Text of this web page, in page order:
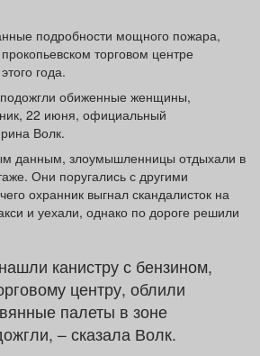
Поздравления Погода
Я - пенсионер
подробности мощного пожара,
торговом центре
года.
обиженные женщины,
22 июня, официальный
Волк.
данным, злоумышленницы отдыхали в
Они поругались с другими
охранник выгнал скандалисток на
и уехали, однако по дороге решили
канистру с бензином,
центру, облили
палеты в зоне
– сказала Волк.